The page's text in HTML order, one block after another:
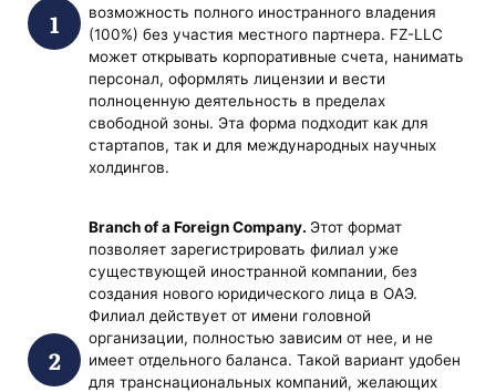
возможность полного иностранного владения
(100%) без участия местного партнера. FZ-LLC
может открывать корпоративные счета, нанимать
персонал, оформлять лицензии и вести
полноценную деятельность в пределах
свободной зоны. Эта форма подходит как для
стартапов, так и для международных научных
холдингов.
Branch of a Foreign Company. Этот формат
позволяет зарегистрировать филиал уже
существующей иностранной компании, без
создания нового юридического лица в ОАЭ.
Филиал действует от имени головной
организации, полностью зависим от нее, и не
имеет отдельного баланса. Такой вариант удобен
для транснациональных компаний, желающих